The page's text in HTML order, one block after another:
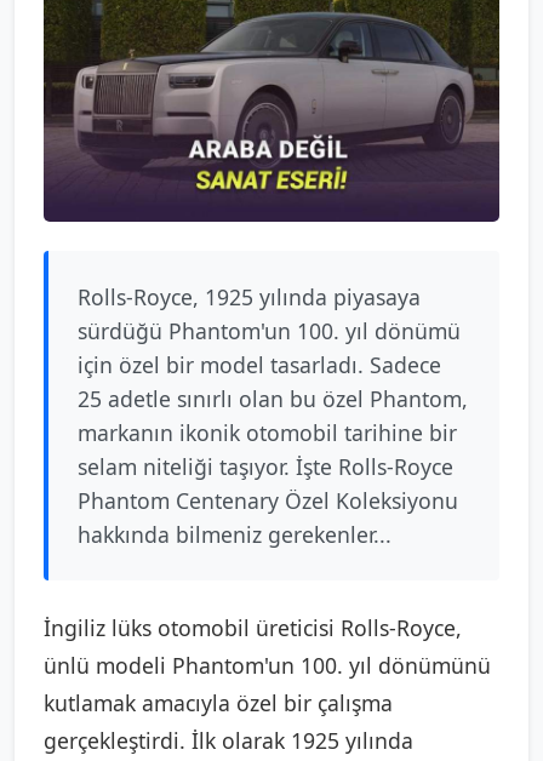
Rolls-Royce, 1925 yılında piyasaya
sürdüğü Phantom'un 100. yıl dönümü
için özel bir model tasarladı. Sadece
25 adetle sınırlı olan bu özel Phantom,
markanın ikonik otomobil tarihine bir
selam niteliği taşıyor. İşte Rolls-Royce
Phantom Centenary Özel Koleksiyonu
hakkında bilmeniz gerekenler...
İngiliz lüks otomobil üreticisi Rolls-Royce,
ünlü modeli Phantom'un 100. yıl dönümünü
kutlamak amacıyla özel bir çalışma
gerçekleştirdi. İlk olarak 1925 yılında